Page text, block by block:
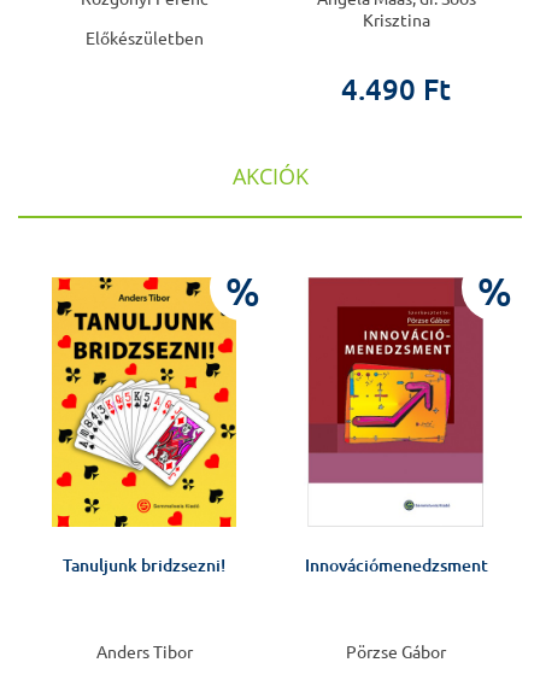
Előkészületben
Krisztina
4.490 Ft
AKCIÓK
%
Tanuljunk bridzsezni!
Anders Tibor
%
Innovációmenedzsment
Pörzse Gábor